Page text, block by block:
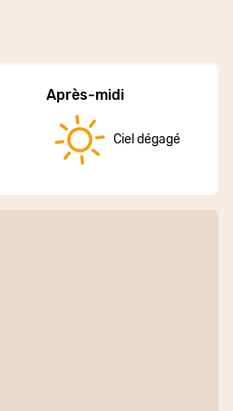
Après-midi
Ciel dégagé